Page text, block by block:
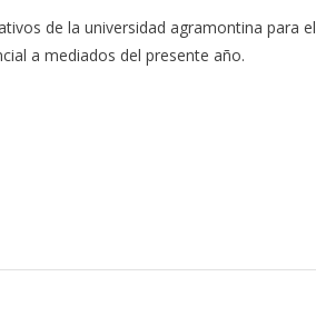
de la universidad agramontina para el
a mediados del presente año.